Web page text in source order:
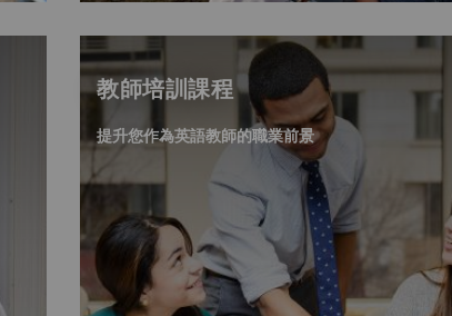
教師培訓課程
提升您作為英語教師的職業前景